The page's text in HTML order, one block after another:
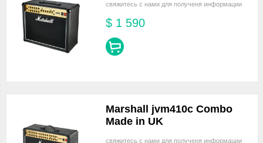
свяжитесь с нами для полученя информации
$ 1 590
Marshall jvm410c Combo
Made in UK
свяжитесь с нами для полученя информации